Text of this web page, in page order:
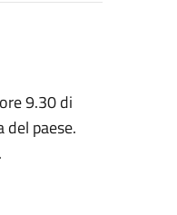
9.30 di
paese.